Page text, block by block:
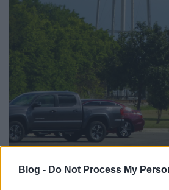
Blog - Do Not Process My